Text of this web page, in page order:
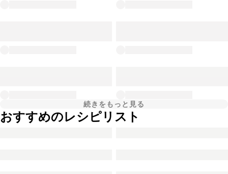
続きをもっと見る
おすすめのレシピリスト